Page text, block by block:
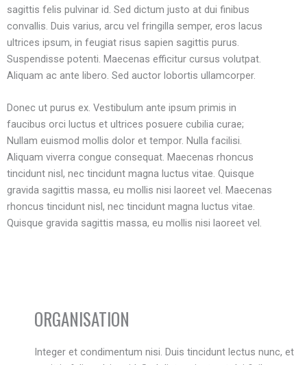
sagittis felis pulvinar id. Sed dictum justo at dui finibus
convallis. Duis varius, arcu vel fringilla semper, eros lacus
ultrices ipsum, in feugiat risus sapien sagittis purus.
Suspendisse potenti. Maecenas efficitur cursus volutpat.
Aliquam ac ante libero. Sed auctor lobortis ullamcorper.
Donec ut purus ex. Vestibulum ante ipsum primis in
faucibus orci luctus et ultrices posuere cubilia curae;
Nullam euismod mollis dolor et tempor. Nulla facilisi.
Aliquam viverra congue consequat. Maecenas rhoncus
tincidunt nisl, nec tincidunt magna luctus vitae. Quisque
gravida sagittis massa, eu mollis nisi laoreet vel. Maecenas
rhoncus tincidunt nisl, nec tincidunt magna luctus vitae.
Quisque gravida sagittis massa, eu mollis nisi laoreet vel.
ORGANISATION
Integer et condimentum nisi. Duis tincidunt lectus nunc, et